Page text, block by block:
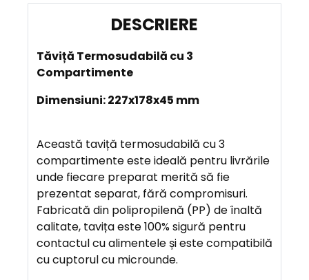
S
C
R
R
E
A
V
A
N
Tăviță Termosudabilă cu 3
Compartimente
Dimensiuni: 227x178x45 mm
Această taviță termosudabilă cu 3
compartimente este ideală pentru livrările
unde fiecare preparat merită să fie
prezentat separat, fără compromisuri.
Fabricată din polipropilenă (PP) de înaltă
calitate, tavița este 100% sigură pentru
contactul cu alimentele și este compatibilă
cu cuptorul cu microunde.